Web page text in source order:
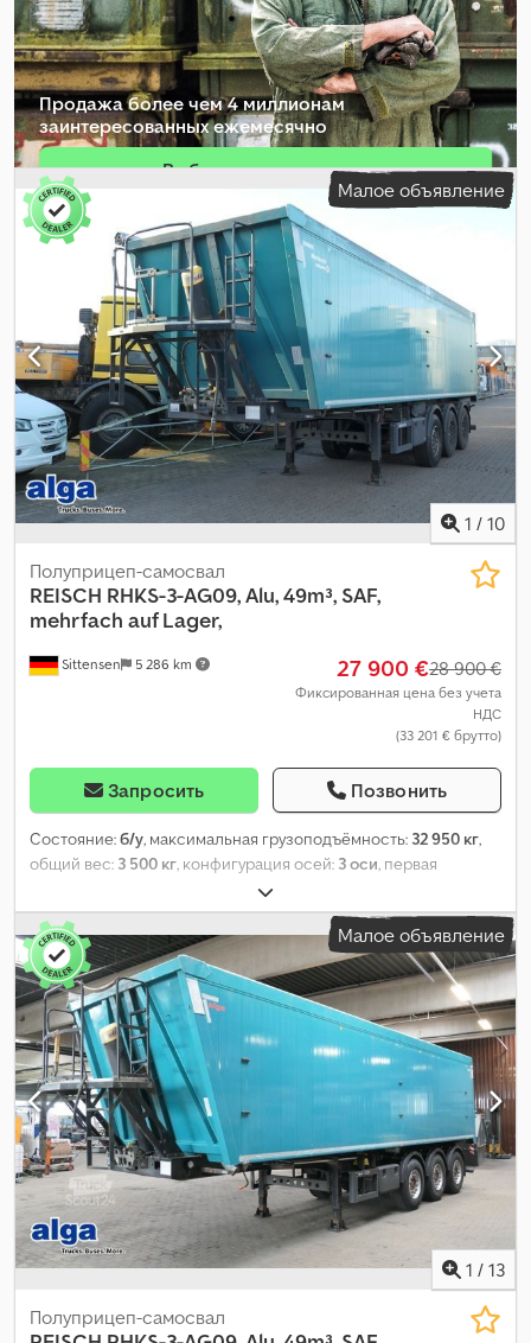
Продажа более чем 4 миллионам
заинтересованных ежемесячно
Выбрать пакет дилера
Создать отдельное объявление
Малое объявление
1 / 10
Sittensen 5 286 km
Полуприцеп-самосвал
REISCH RHKS-3-AG09, Alu, 49m³, SAF,
mehrfach auf Lager,
27 900 €28 900 €
Фиксированная цена без учета
НДС
(33 201 € брутто)
Запросить Позвонить
Состояние:б/у, максимальная грузоподъёмность: 32 950 кг,
общий вес: 3 500 кг, конфигурация осей: 3 оси, первая
, длина грузового отсека:
ширина пространства для загрузки:2 450 мм, высота
грузового отсека:2 100 мм, объем грузового пространства:49
м³, общая ширина:2 555 мм , общая высота:3 600 мм,
Оборудование:ABS ,
Малое объявление
1 / 13
Полуприцеп-самосвал